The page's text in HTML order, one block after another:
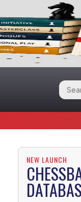
NEW LAUNCH